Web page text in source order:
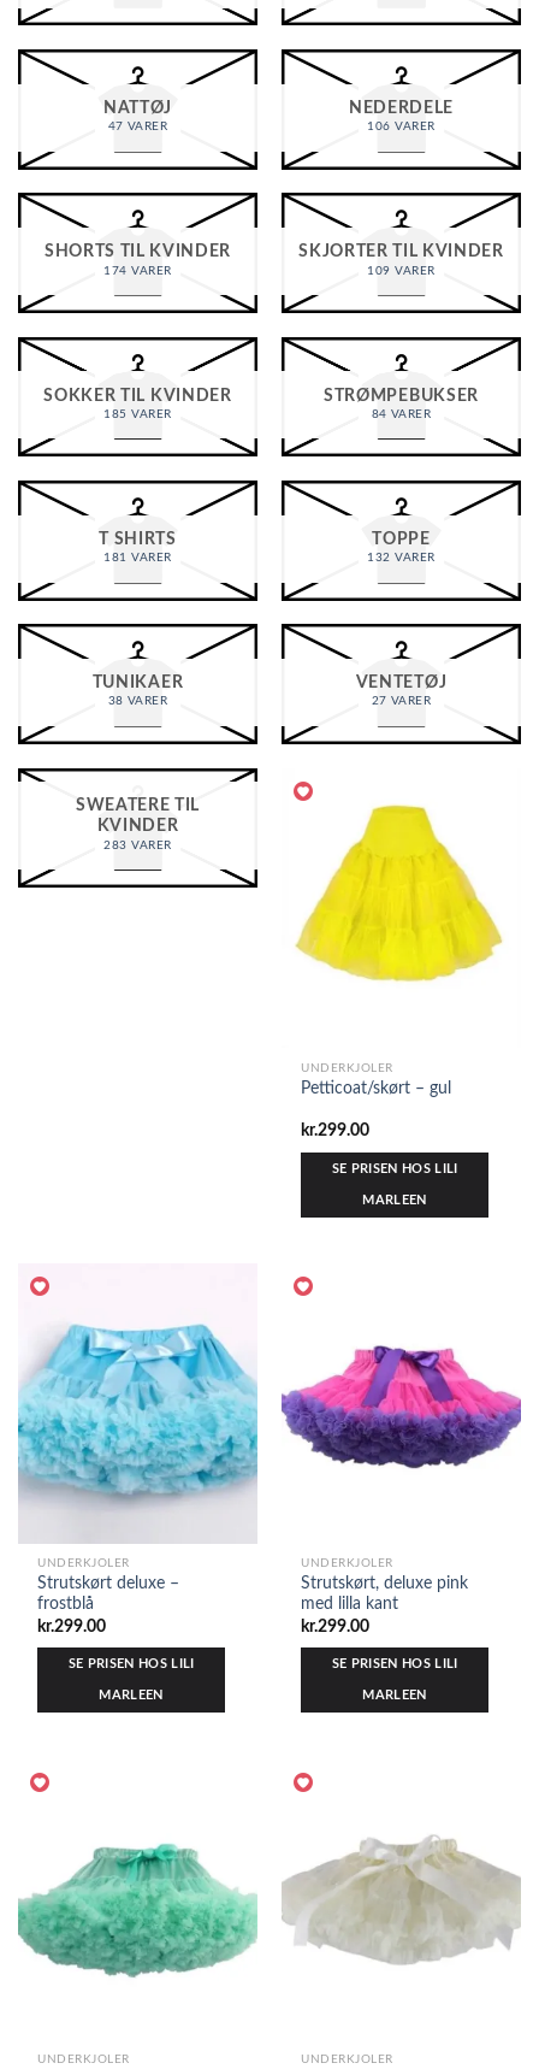
NATTØJ
47 VARER
NEDERDELE
106 VARER
SHORTS TIL KVINDER
174 VARER
SKJORTER TIL KVINDER
109 VARER
SOKKER TIL KVINDER
185 VARER
STRØMPEBUKSER
84 VARER
T SHIRTS
181 VARER
TOPPE
132 VARER
TUNIKAER
38 VARER
VENTETØJ
27 VARER
SWEATERE TIL
KVINDER
283 VARER
UNDERKJOLER
Petticoat/skørt – gul
kr.299.00
SE PRISEN HOS LILI
MARLEEN
UNDERKJOLER
Strutskørt deluxe –
frostblå
kr.299.00
SE PRISEN HOS LILI
MARLEEN
UNDERKJOLER
Strutskørt, deluxe pink
med lilla kant
kr.299.00
SE PRISEN HOS LILI
MARLEEN
UNDERKJOLER UNDERKJOLER